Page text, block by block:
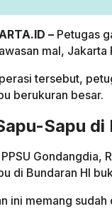
– Petugas
mal,
tersebut,
berukuran besar.
Sapu
Gondangdia,
di Bundaran HI
ini memang